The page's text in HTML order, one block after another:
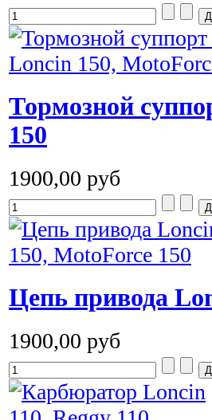
Тормозной
150
1900,00 руб
Цепь привода
1900,00 руб